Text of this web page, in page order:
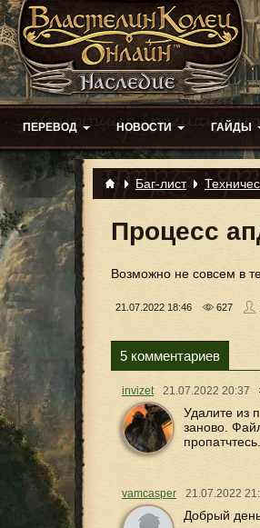
ПЕРЕВОД НОВОСТИ ГАЙДЫ
Баг-лист
Процесс
Возможно не совсем в
21.07.2022 18:46 627
5 комментариев
invizet 21.07.2022 20:37
Удалите из
заново.
пропатчтесь.
vamcasper 21.07.2022
Добрый